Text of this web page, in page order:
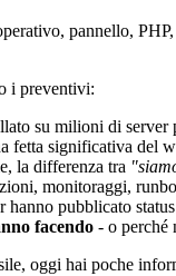
pannello,
i preventivi:
su milioni di
fetta significativa del
la differenza tra
monitoraggi,
pubblicato
facendo - o perché
oggi hai poche